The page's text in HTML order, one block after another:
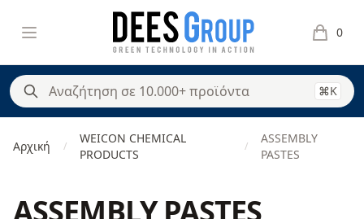
Open menu
DeesGroup
⌘K
0
items in
Αρχική /
WEICON CHEMICAL
PRODUCTS
/
ASSEMBLY
PASTES